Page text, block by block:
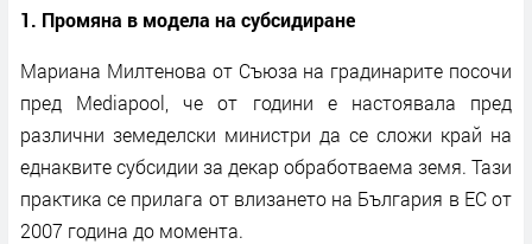
1. Промяна в модела на субсидиране
Мариана Милтенова от Съюза на градинарите посочи
пред Mediapool, че от години е настоявала пред
различни земеделски министри да се сложи край на
еднаквите субсидии за декар обработваема земя. Тази
практика се прилага от влизането на България в ЕС от
2007 година до момента.